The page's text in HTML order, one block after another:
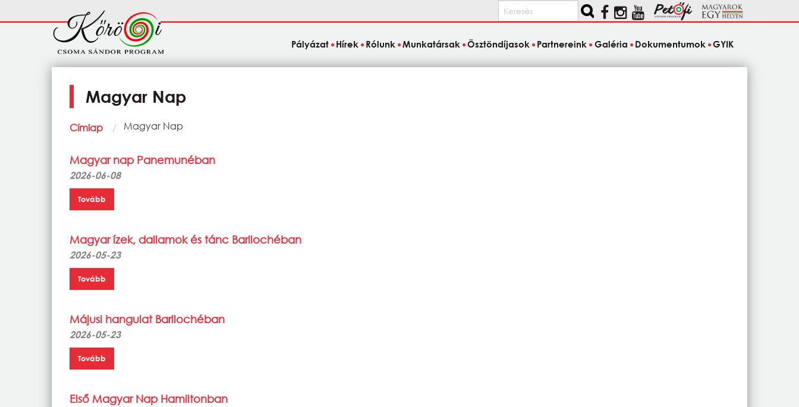
Keresés
Fő
navigáció
Pályázat Hírek Rólunk Munkatársak Ösztöndíjasok Partnereink Galéria Dokumentumok GYIK
Magyar Nap
Morzsa
Címlap Current:
Magyar Nap
Magyar nap Panemunéban
2026-06-08
Tovább
Magyar ízek, dallamok és tánc Barilochéban
2026-05-23
Tovább
Májusi hangulat Barilochéban
2026-05-23
Tovább
Első Magyar Nap Hamiltonban